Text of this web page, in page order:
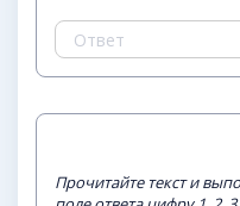
Прочитайте текст и